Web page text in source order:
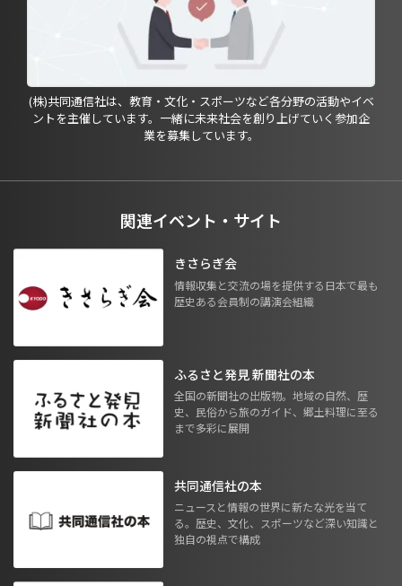
(株)共同通信社は、教育・文化・スポーツなど各分野の活動やイベ
ントを主催しています。一緒に未来社会を創り上げていく参加企
業を募集しています。
関連イベント・サイト
きさらぎ会
情報収集と交流の場を提供する日本で最も
歴史ある会員制の講演会組織
ふるさと発見 新聞社の本
全国の新聞社の出版物。地域の自然、歴
史、民俗から旅のガイド、郷土料理に至る
まで多彩に展開
共同通信社の本
ニュースと情報の世界に新たな光を当て
る。歴史、文化、スポーツなど深い知識と
独自の視点で構成